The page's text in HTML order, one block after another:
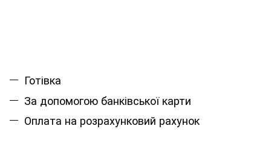
Готівка
За допомогою банківської карти
Оплата на розрахунковий рахунок